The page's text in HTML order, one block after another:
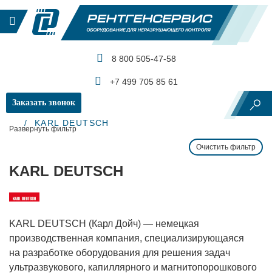
8 800 505-47-58
+7 499 705 85 61
Заказать звонок
Главная
Производители и бренды
KARL DEUTSCH
Развернуть фильтр
Очистить фильтр
KARL DEUTSCH
KARL DEUTSCH (Карл Дойч) — немецкая
производственная компания, специализирующаяся
на разработке оборудования для решения задач
ультразвукового, капиллярного и магнитопорошкового